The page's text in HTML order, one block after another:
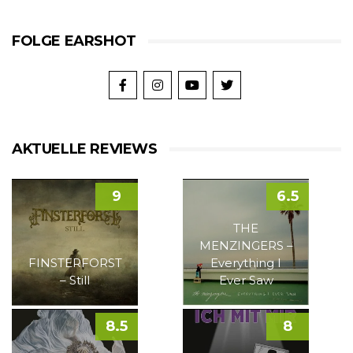
FOLGE EARSHOT
AKTUELLE REVIEWS
FINSTERFORST
– Still
9
THE
MENZINGERS –
Everything I
Ever Saw
6.5
8.5 8